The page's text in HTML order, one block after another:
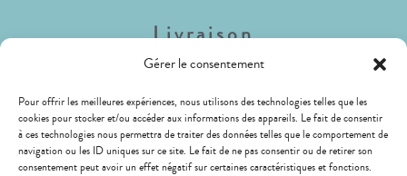
Gérer le consentement
Pour offrir les meilleures expériences, nous utilisons des technologies telles que les
cookies pour stocker et/ou accéder aux informations des appareils. Le fait de consentir
à ces technologies nous permettra de traiter des données telles que le comportement de
navigation ou les ID uniques sur ce site. Le fait de ne pas consentir ou de retirer son
consentement peut avoir un effet négatif sur certaines caractéristiques et fonctions.
Livraison
Livraison Mondial Relay (Relais ou Locker)
LIVRAISON GRATUITE !